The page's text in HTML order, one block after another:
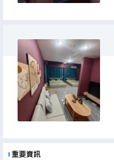
重要資訊